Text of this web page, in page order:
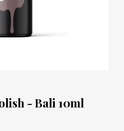
- Bali 10ml